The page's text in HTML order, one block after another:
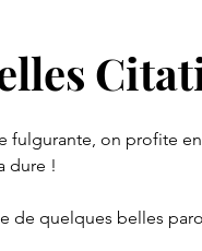
fulgurante, on profite
dure !
de quelques belles